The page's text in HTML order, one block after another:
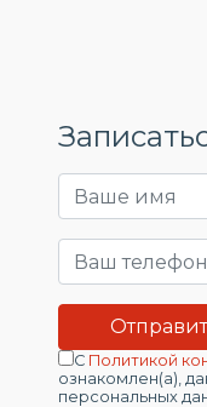
С Политикой
ознакомлен(а),
персональных